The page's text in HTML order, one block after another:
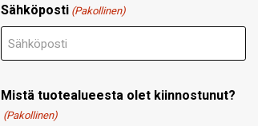
Sähköposti (Pakollinen)
Mistä tuotealueesta olet kiinnostunut?
(Pakollinen)